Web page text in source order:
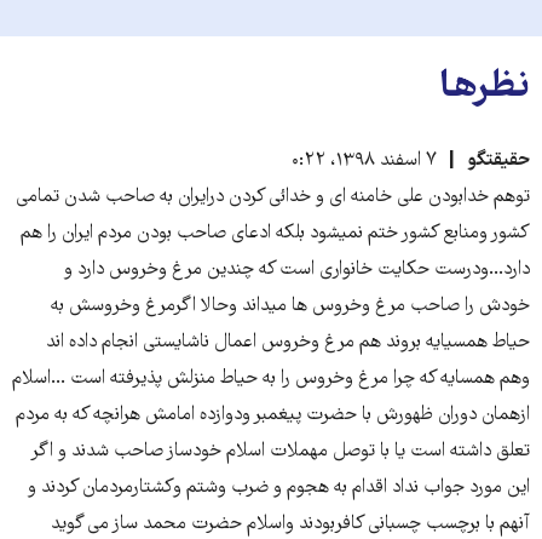
نظرها
حقیقتگو
۷ اسفند ۱۳۹۸، ۰:۲۲
توهم خدابودن علی خامنه ای و خدائی کردن درایران به صاحب شدن تمامی
کشور ومنابع کشور ختم نمیشود بلکه ادعای صاحب بودن مردم ایران را هم
دارد...ودرست حکایت خانواری است که چندین مرغ وخروس دارد و
خودش را صاحب مرغ وخروس ها میداند وحالا اگرمرغ وخروسش به
حیاط همسیایه بروند هم مرغ وخروس اعمال ناشایستی انجام داده اند
وهم همسایه که چرا مرغ وخروس را به حیاط منزلش پذیرفته است ...اسلام
ازهمان دوران ظهورش با حضرت پیغمبر ودوازده امامش هرانچه که به مردم
تعلق داشته است یا با توصل مهملات اسلام خودساز صاحب شدند و اگر
این مورد جواب نداد اقدام به هجوم و ضرب وشتم وکشتارمردمان کردند و
آنهم با برچسب چسبانی کافربودند واسلام حضرت محمد ساز می گوید